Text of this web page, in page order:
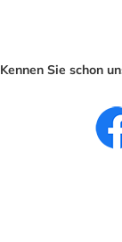
Kennen Sie schon